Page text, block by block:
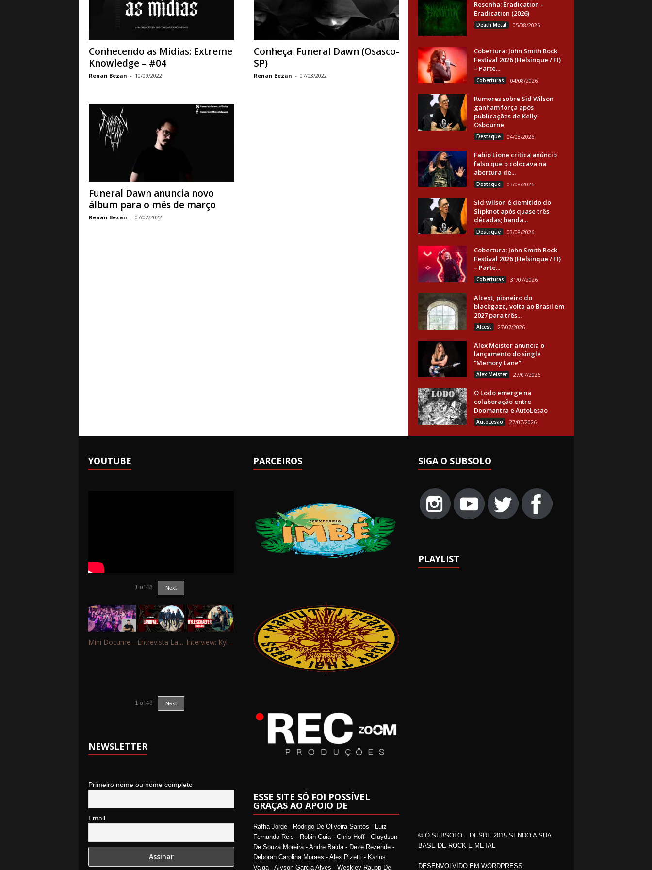
Conhecendo as Mídias: Extreme
Knowledge – #04
Renan Bezan - 10/09/2022
Conheça: Funeral Dawn (Osasco-
SP)
Renan Bezan - 07/03/2022
Funeral Dawn anuncia novo
álbum para o mês de março
Renan Bezan - 07/02/2022
Resenha: Eradication –
Eradication (2026)
Death Metal 05/08/2026
Cobertura: John Smith Rock
Festival 2026 (Helsinque / FI)
– Parte...
Coberturas 04/08/2026
Rumores sobre Sid Wilson
ganham força após
publicações de Kelly
Osbourne
Destaque 04/08/2026
Fabio Lione critica anúncio
falso que o colocava na
abertura de...
Destaque 03/08/2026
Sid Wilson é demitido do
Slipknot após quase três
décadas; banda...
Destaque 03/08/2026
Cobertura: John Smith Rock
Festival 2026 (Helsinque / FI)
– Parte...
Coberturas 31/07/2026
Alcest, pioneiro do
blackgaze, volta ao Brasil em
2027 para três...
Alcest 27/07/2026
Alex Meister anuncia o
lançamento do single
“Memory Lane”
Alex Meister 27/07/2026
O Lodo emerge na
colaboração entre
Doomantra e ÄutoLesäo
ÄutoLesäo 27/07/2026
YOUTUBE
1 of 48 Next
Mini Documentário – 10 Anos de Portinho Rock Entrevista Landfall Interview: Kyle Schaefer (Fallujah)
1 of 48 Next
NEWSLETTER
Primeiro nome ou nome completo
Email
PARCEIROS
ESSE SITE SÓ FOI POSSÍVEL
GRAÇAS AO APOIO DE
Rafha Jorge - Rodrigo De Oliveira Santos - Luiz
Fernando Reis - Robin Gaia - Chris Hoff - Glaydson
De Souza Moreira - Andre Baida - Deze Rezende -
Deborah Carolina Moraes - Alex Pizetti - Karlus
Valga - Alyson Garcia Alves - Weskley Raupp De
SIGA O SUBSOLO
PLAYLIST
© O SUBSOLO – DESDE 2015 SENDO A SUA
BASE DE ROCK E METAL
DESENVOLVIDO EM WORDPRESS